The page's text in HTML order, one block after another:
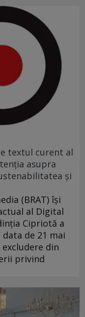
textul curent al
asupra
și
(BRAT) își
al Digital
Cipriotă a
de 21 mai
din
privind